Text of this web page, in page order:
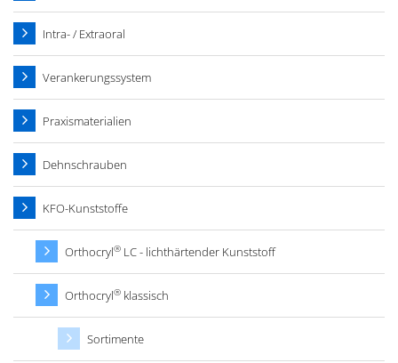
Intra- / Extraoral
Verankerungssystem
Praxismaterialien
Dehnschrauben
KFO-Kunststoffe
Orthocryl® LC - lichthärtender Kunststoff
Orthocryl® klassisch
Sortimente